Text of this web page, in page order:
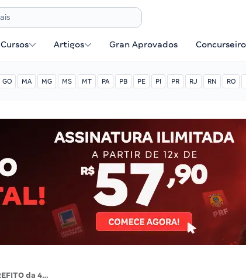
Cursos Artigos Gran Aprovados
GO MA MG MS MT PA PB PE PI PR RJ RN RO
CREFITO da 4ª Região lança concurso para todos os níveis. Iniciais de até 5,3 mil